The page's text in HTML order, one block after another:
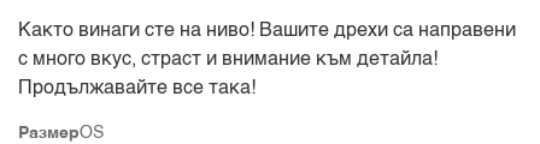
РазмерOS
Както винаги сте на ниво! Вашите дрехи са направени
с много вкус, страст и внимание към детайла!
Продължавайте все така!